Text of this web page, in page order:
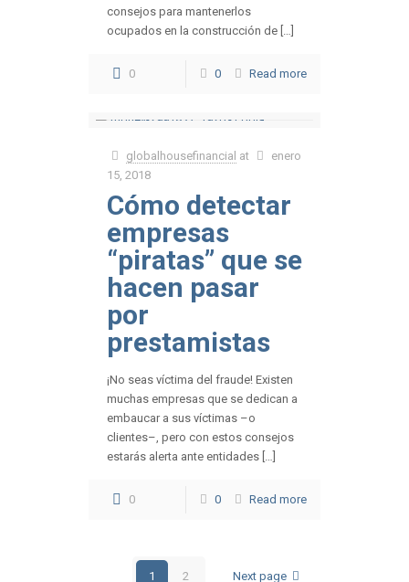
consejos para mantenerlos
ocupados en la construcción de […]
0 0 Read more
globalhousefinancial at
enero
15, 2018
Cómo detectar
empresas
“piratas” que se
hacen pasar
por
prestamistas
¡No seas víctima del fraude! Existen
muchas empresas que se dedican a
embaucar a sus víctimas –o
clientes–, pero con estos consejos
estarás alerta ante entidades […]
0 0 Read more
1 2 Next page